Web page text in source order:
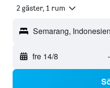
2 gäster, 1 rum
Semarang, Indonesien
fre 14/8 -